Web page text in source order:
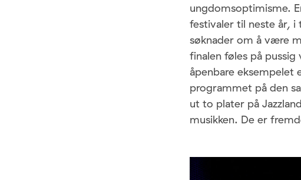
ungdomsoptimisme.
festivaler til neste år,
søknader om å være
finalen føles på
åpenbare eksempelet
programmet på den
ut to plater på
musikken. De er